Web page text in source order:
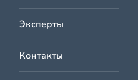
Эксперты
Контакты